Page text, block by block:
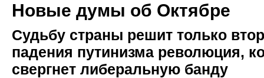
Новые думы об Октябре
Судьбу страны решит только
падения путинизма революция,
свергнет либеральную банду